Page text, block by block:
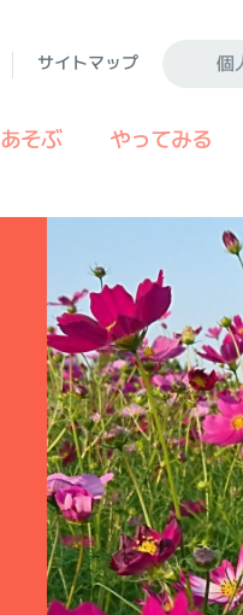
サイトマップ 個
あそぶ やってみる